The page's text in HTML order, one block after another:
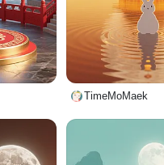
TimeMoMaek